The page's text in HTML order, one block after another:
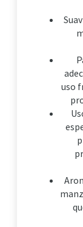
uso